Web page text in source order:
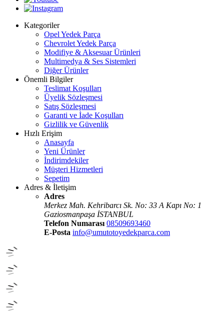
Kategoriler
Opel Yedek Parça
Chevrolet Yedek Parça
Modifiye & Aksesuar Ürünleri
Multimedya & Ses Sistemleri
Diğer Ürünler
Önemli Bilgiler
Teslimat Koşulları
Üyelik Sözleşmesi
Satış Sözleşmesi
Garanti ve İade Koşulları
Gizlilik ve Güvenlik
Hızlı Erişim
Anasayfa
Yeni Ürünler
İndirimdekiler
Müşteri Hizmetleri
Sepetim
Adres & İletişim
Adres
Merkez Mah. Kehribarcı Sk. No: 33 A Kapı No: 1
Gaziosmanpaşa İSTANBUL
Telefon Numarası 08509693460
E-Posta info@umutotoyedekparca.com